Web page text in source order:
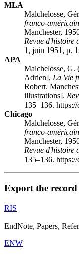
MLA
Malchelosse,
franco-
Manchester,
Revue d'histoire
1, juin 1951, p.
APA
Malchelosse,
Adrien], La Vie
Robert.
illustrations].
135–136.
Chicago
Malchelosse,
franco-
Manchester,
Revue d'histoire
135–136.
Export the
RIS
EndNote, Papers,
ENW